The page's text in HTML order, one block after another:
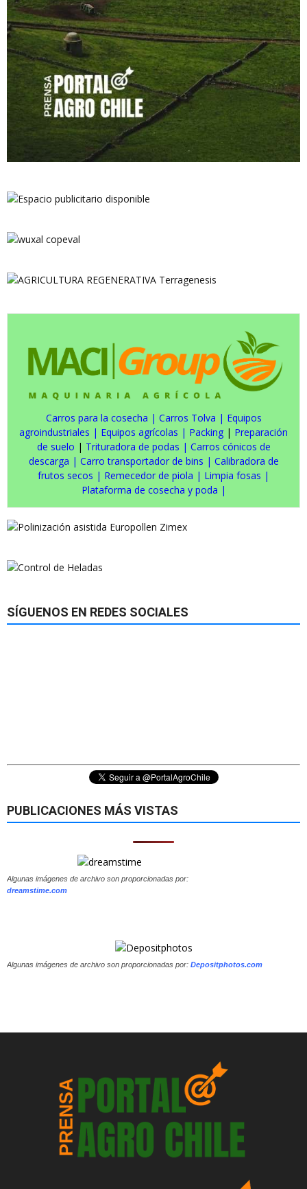
Carros para la cosecha | Carros Tolva | Equipos
agroindustriales | Equipos agrícolas | Packing | Preparación
de suelo | Trituradora de podas | Carros cónicos de
descarga | Carro transportador de bins | Calibradora de
frutos secos | Remecedor de piola | Limpia fosas |
Plataforma de cosecha y poda |
SÍGUENOS EN REDES SOCIALES
PUBLICACIONES MÁS VISTAS
Algunas imágenes de archivo son proporcionadas por:
dreamstime.com
Algunas imágenes de archivo son proporcionadas por: Depositphotos.com